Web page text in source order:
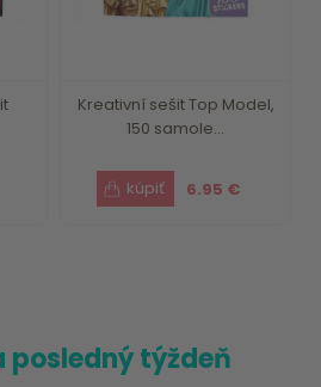
Kreativní sešit Top Model,
150 samole...
6.95 €
posledný týždeň